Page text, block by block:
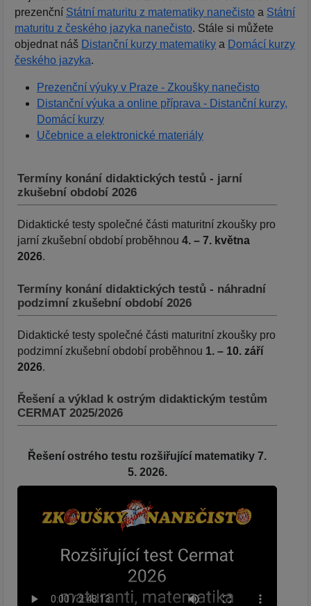
prezenční Státní maturitu z matematiky nanečisto a Státní
maturitu z českého jazyka nanečisto. Stále si můžete
objednat náš Distanční kurzy matematiky a Domácí kurzy
českého jazyka.
Prezenční výuky v Praze - Zkoušky nanečisto
Distanční výuka a online příprava - Distanční kurzy,
Domácí kurzy
Učebnice a elektronické materiály
Termíny konání didaktických testů - jarní
zkušební období 2026
Didaktické testy společné části maturitní zkoušky pro
jarní zkušební období proběhnou 4. – 7. května
2026.
Termíny konání didaktických testů - náhradní
podzimní zkušební období 2026
Didaktické testy společné části maturitní zkoušky pro
podzimní zkušební období proběhnou 1. – 10. září
2026.
Řešení a výklad k ostrým didaktickým testům
CERMAT 2025/2026
Řešení ostrého testu rozšiřující matematiky 7.
5. 2026.